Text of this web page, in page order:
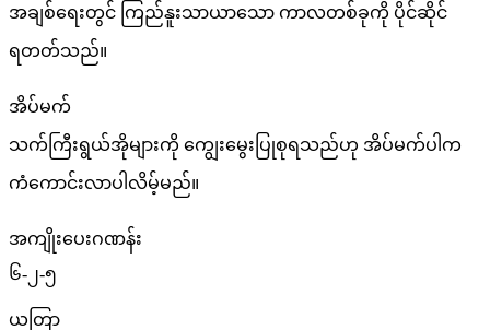
အချစ်ရေးတွင် ကြည်နူးသာယာသော ကာလတစ်ခုကို ပိုင်ဆိုင်
ရတတ်သည်။
အိပ်မက်
သက်ကြီးရွယ်အိုများကို ကျွေးမွေးပြုစုရသည်ဟု အိပ်မက်ပါက
ကံကောင်းလာပါလိမ့်မည်။
အကျိုးပေးဂဏန်း
၆-၂-၅
ယတြာ